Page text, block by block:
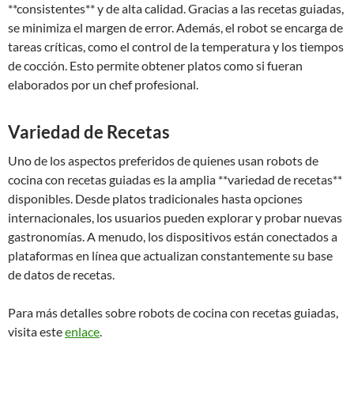
**consistentes** y de alta calidad. Gracias a las recetas guiadas,
se minimiza el margen de error. Además, el robot se encarga de
tareas críticas, como el control de la temperatura y los tiempos
de cocción. Esto permite obtener platos como si fueran
elaborados por un chef profesional.
Variedad de Recetas
Uno de los aspectos preferidos de quienes usan robots de
cocina con recetas guiadas es la amplia **variedad de recetas**
disponibles. Desde platos tradicionales hasta opciones
internacionales, los usuarios pueden explorar y probar nuevas
gastronomías. A menudo, los dispositivos están conectados a
plataformas en línea que actualizan constantemente su base
de datos de recetas.
Para más detalles sobre robots de cocina con recetas guiadas,
visita esteenlace.